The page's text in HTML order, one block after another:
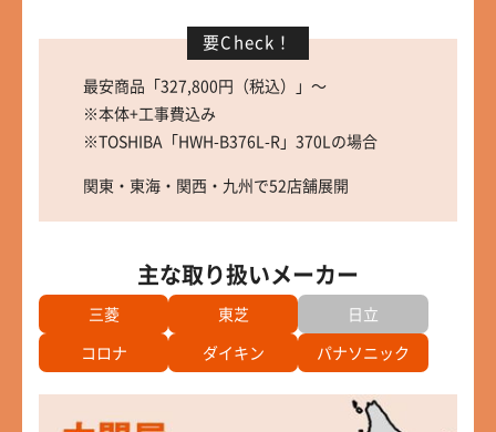
要Check！
最安商品「327,800円（税込）」～
※本体+工事費込み
※TOSHIBA「HWH-B376L-R」370Lの場合
関東・東海・関西・九州で52店舗展開
主な取り扱いメーカー
三菱 東芝
日立
コロナ
ダイキン パナソニック